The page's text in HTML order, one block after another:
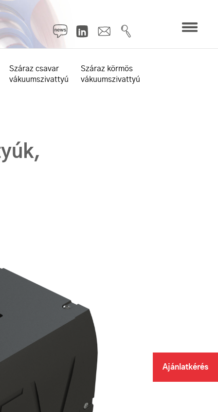
Száraz csavar
vákuumszivattyú
Száraz körmös
vákuumszivattyú
Ajánlatkérés